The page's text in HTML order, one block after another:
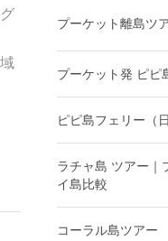
プーケット離島ツ
プーケット発 ピピ
ピピ島フェリー（
ラチャ島 ツアー｜
イ島比較
コーラル島ツアー